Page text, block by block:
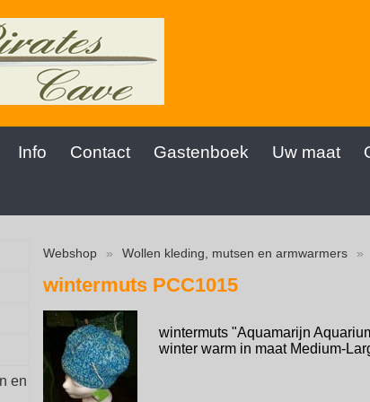
Info Contact Gastenboek Uw maat
en
Webshop » Wollen kleding, mutsen en armwarmers »
wintermuts PCC1015
wintermuts "Aquamarijn
winter warm in maat Medium-